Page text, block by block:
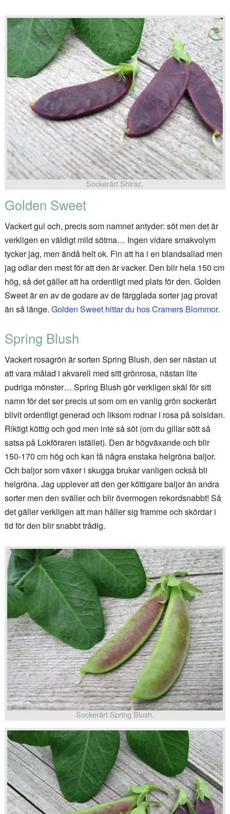
Sockerärt Shiraz.
Golden Sweet
Vackert gul och, precis som namnet antyder: söt men det är
verkligen en väldigt mild sötma… Ingen vidare smakvolym
tycker jag, men ändå helt ok. Fin att ha i en blandsallad men
jag odlar den mest för att den är vacker. Den blir hela 150 cm
hög, så det gäller att ha ordentligt med plats för den. Golden
Sweet är en av de godare av de färgglada sorter jag provat
än så länge. Golden Sweet hittar du hos Cramers Blommor.
Spring Blush
Vackert rosagrön är sorten Spring Blush, den ser nästan ut
att vara målad i akvarell med sitt grönrosa, nästan lite
pudriga mönster… Spring Blush gör verkligen skäl för sitt
namn för det ser precis ut som om en vanlig grön sockerärt
blivit ordentligt generad och liksom rodnar i rosa på solsidan.
Riktigt köttig och god men inte så söt (om du gillar sött så
satsa på Lokföraren istället). Den är högväxande och blir
150-170 cm hög och kan få några enstaka helgröna baljor.
Och baljor som växer i skugga brukar vanligen också bli
helgröna. Jag upplever att den ger köttigare baljor än andra
sorter men den sväller och blir övermogen rekordsnabbt! Så
det gäller verkligen att man håller sig framme och skördar i
tid för den blir snabbt trådig.
Sockerärt Spring Blush.